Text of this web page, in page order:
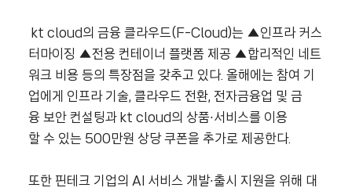
kt cloud의 금융 클라우드(F-Cloud)는 ▲인프라 커스
터마이징 ▲전용 컨테이너 플랫폼 제공 ▲합리적인 네트
워크 비용 등의 특장점을 갖추고 있다. 올해에는 참여 기
업에게 인프라 기술, 클라우드 전환, 전자금융업 및 금
융 보안 컨설팅과 kt cloud의 상품∙서비스를 이용
할 수 있는 500만원 상당 쿠폰을 추가로 제공한다.
또한 핀테크 기업의 AI 서비스 개발∙출시 지원을 위해 대